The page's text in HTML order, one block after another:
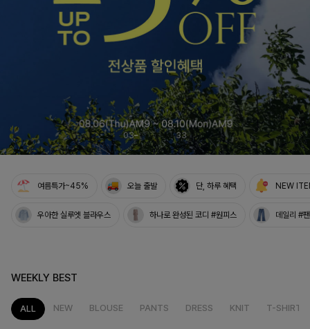
04 33
여름특가~45% 오늘 출발 단, 하루 혜택 NEW
우아한 실루엣 블라우스 하나로 완성된 코디 #원피스 데일리 #
WEEKLY BEST
ALL NEW BLOUSE PANTS DRESS KNIT T-SHIRT